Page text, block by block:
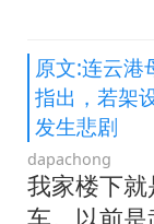
原文:连云港
指出，若架
发生悲剧
dapachong
我家楼下